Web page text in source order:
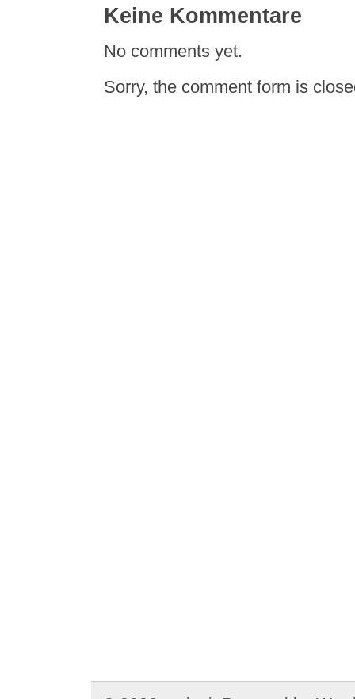
Keine Kommentare
No comments yet.
Sorry, the comment form is